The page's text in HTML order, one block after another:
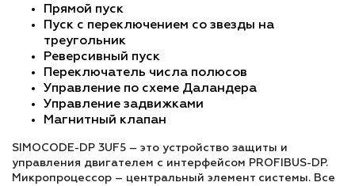
Прямой пуск
Пуск с переключением со звезды на
треугольник
Реверсивный пуск
Переключатель числа полюсов
Управление по схеме Даландера
Управление задвижками
Магнитный клапан
SIMOCODE-DP 3UF5 – это устройство защиты и
управления двигателем с интерфейсом PROFIBUS-DP.
Микропроцессор – центральный элемент системы. Все